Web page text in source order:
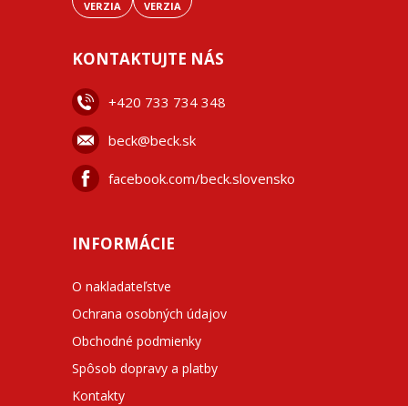
VERZIA
VERZIA
KONTAKTUJTE NÁS
+420 733 734 348
beck@beck.sk
facebook.com/beck.slovensko
INFORMÁCIE
O nakladateľstve
Ochrana osobných údajov
Obchodné podmienky
Spôsob dopravy a platby
Kontakty